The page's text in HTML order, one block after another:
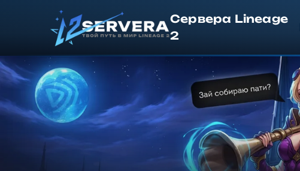
Сервера Lineage
2